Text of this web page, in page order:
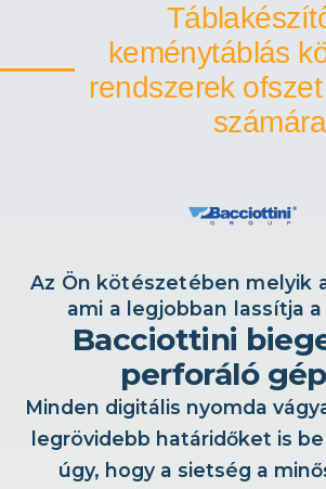
keménytáblás
rendszerek
számára
Az Ön kötészetében melyik
ami a legjobban lassítja
Bacciottini
perforáló
Minden digitális nyomda
legrövidebb határidőket is
úgy, hogy a sietség a